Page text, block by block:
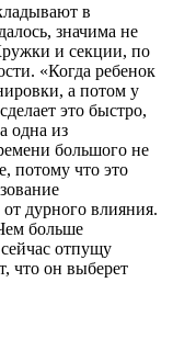
в
значима не
и секции, по
«Когда ребенок
а потом у
это быстро,
одна из
большого не
потому что это
от дурного влияния.
больше
отпущу
что он выберет